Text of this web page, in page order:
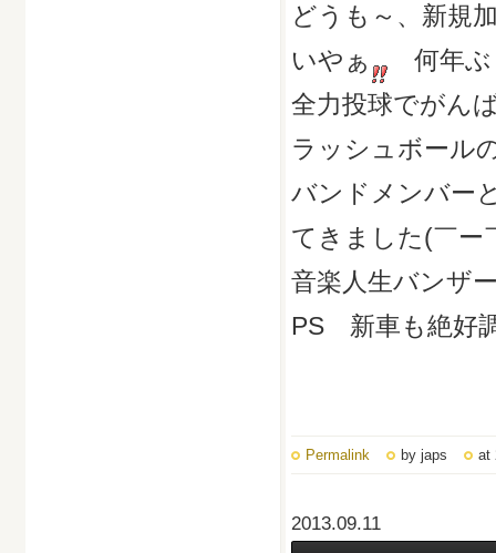
どうも～、新規
いやぁ
何年ぶ
全力投球でがん
ラッシュボール
バンドメンバー
てきました(￣ー
音楽人生バンザ
PS 新車も絶好
Permalink by japs at
2013.09.11